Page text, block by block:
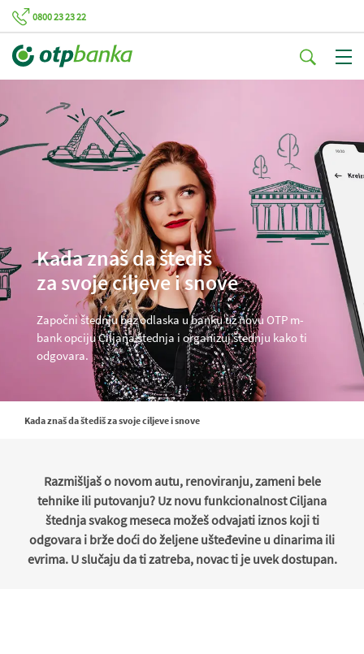
0800 23 23 22
Kada znaš da štediš
za svoje ciljeve i snove
Započni štednju bez odlaska u banku uz novu OTP m-
bank opciju Ciljana štednja i organizuj štednju kako ti
odgovara.
Kada znaš da štediš za svoje ciljeve i snove
Razmišljaš o novom autu, renoviranju, zameni bele
tehnike ili putovanju? Uz novu funkcionalnost Ciljana
štednja svakog meseca možeš odvajati iznos koji ti
odgovara i brže doći do željene ušteđevine u dinarima ili
evrima. U slučaju da ti zatreba, novac ti je uvek dostupan.